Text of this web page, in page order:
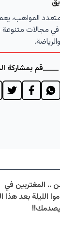
المواهب،
في مجالات
قم بمشاركة
المغتربين في
الليلة بعد هذا